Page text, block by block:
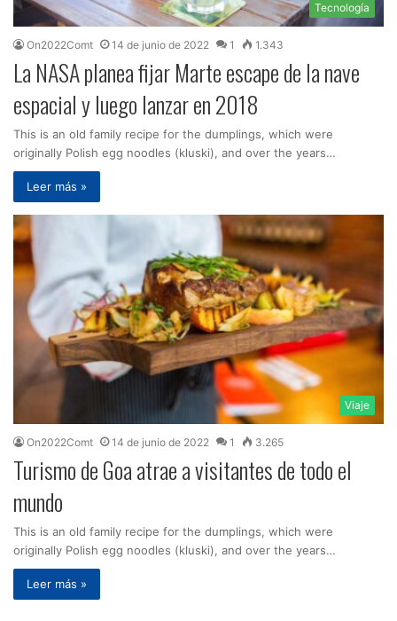
Tecnología
On2022Comt 14 de junio de 2022 1 1.343
La NASA planea fijar Marte escape de la nave
espacial y luego lanzar en 2018
This is an old family recipe for the dumplings, which were
originally Polish egg noodles (kluski), and over the years…
Leer más »
Viaje
On2022Comt 14 de junio de 2022 1 3.265
Turismo de Goa atrae a visitantes de todo el
mundo
This is an old family recipe for the dumplings, which were
originally Polish egg noodles (kluski), and over the years…
Leer más »